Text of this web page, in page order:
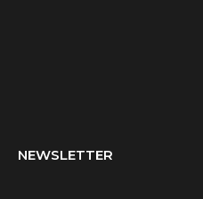
NEWSLETTER